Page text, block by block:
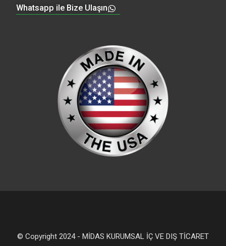
Whatsapp ile Bize Ulaşın
© Copyright 2024 - MİDAS KURUMSAL İÇ VE DIŞ TİCARET